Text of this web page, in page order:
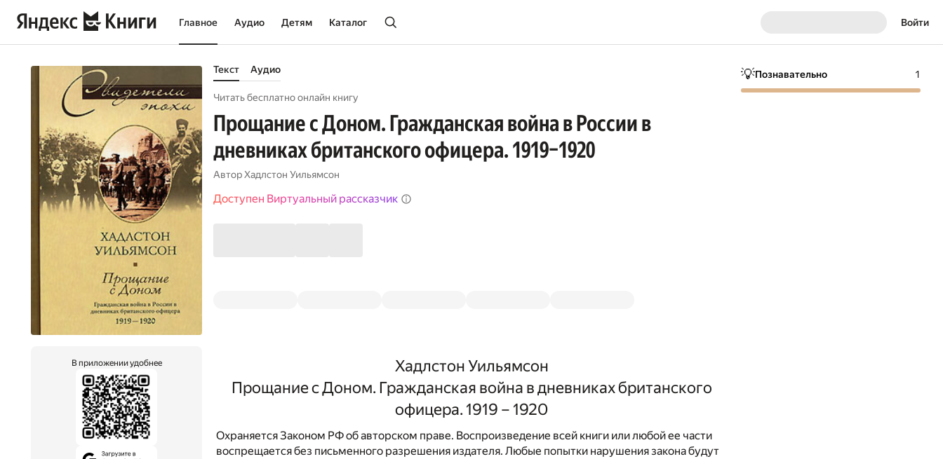
Главное Аудио Детям Каталог Войти
В приложении удобнее
Текст Аудио
Читать бесплатно онлайн книгу
Прощание с Доном. Гражданская война в России в
дневниках британского офицера. 1919–1920
Автор Хадлстон Уильямсон
Доступен Виртуальный рассказчик
Хадлстон Уильямсон
Прощание с Доном. Гражданская война в дневниках британского
офицера. 1919 – 1920
Охраняется Законом РФ об авторском праве. Воспроизведение всей книги или любой ее части
воспрещается без письменного разрешения издателя. Любые попытки нарушения закона будут
💡Познавательно 1